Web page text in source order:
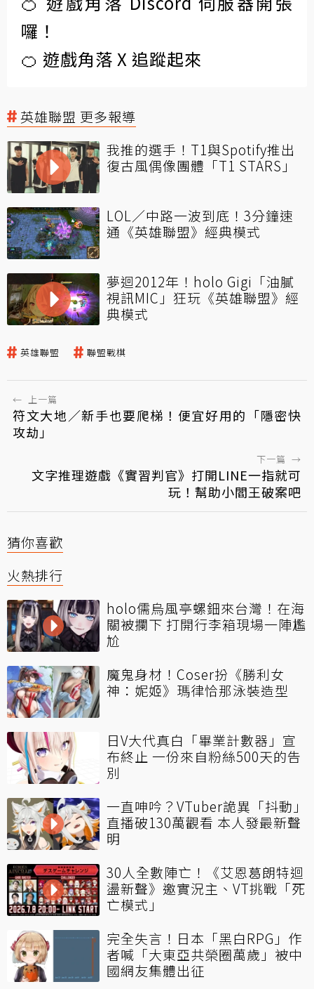
囉！
🍊 遊戲角落 X 追蹤起來
英雄聯盟 更多報導
我推的選手！T1與Spotify推出
復古風偶像團體「T1 STARS」
LOL／中路一波到底！3分鐘速
通《英雄聯盟》經典模式
夢迴2012年！holo Gigi「油膩
視訊MIC」狂玩《英雄聯盟》經
典模式
英雄聯盟 聯盟戰棋
← 上一篇
符文大地／新手也要爬梯！便宜好用的「隱密快
攻劫」
下一篇 →
文字推理遊戲《實習判官》打開LINE一指就可
玩！幫助小閻王破案吧
猜你喜歡
火熱排行
holo儒烏風亭螺鈿來台灣！在海
關被攔下 打開行李箱現場一陣尷
尬
魔鬼身材！Coser扮《勝利女
神：妮姬》瑪律恰那泳裝造型
日V大代真白「畢業計數器」宣
布終止 一份來自粉絲500天的告
別
一直呻吟？VTuber詭異「抖動」
直播破130萬觀看 本人發最新聲
明
30人全數陣亡！《艾恩葛朗特迴
盪新聲》邀實況主、VT挑戰「死
亡模式」
完全失言！日本「黑白RPG」作
者喊「大東亞共榮圈萬歲」被中
國網友集體出征